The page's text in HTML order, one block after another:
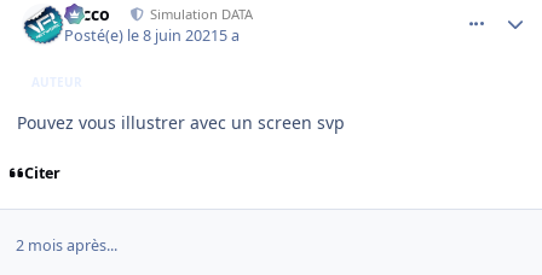
Nicco Simulation DATA
Posté(e) le 8 juin 20215 a
AUTEUR
Pouvez vous illustrer avec un screen svp
Citer
2 mois après...